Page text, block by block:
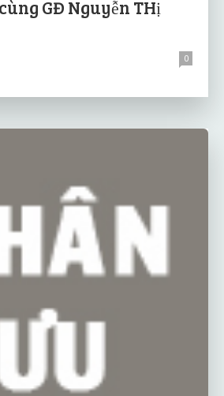
GĐ Nguyễn THị
0